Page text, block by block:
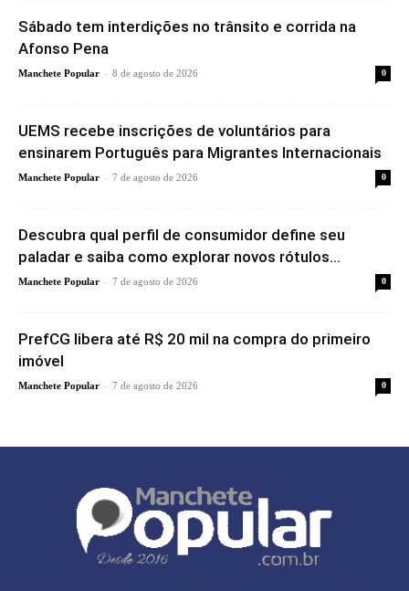
Sábado tem interdições no trânsito e corrida na
Afonso Pena
Manchete Popular - 8 de agosto de 2026 0
UEMS recebe inscrições de voluntários para
ensinarem Português para Migrantes Internacionais
Manchete Popular - 7 de agosto de 2026 0
Descubra qual perfil de consumidor define seu
paladar e saiba como explorar novos rótulos...
Manchete Popular - 7 de agosto de 2026 0
PrefCG libera até R$ 20 mil na compra do primeiro
imóvel
Manchete Popular - 7 de agosto de 2026 0